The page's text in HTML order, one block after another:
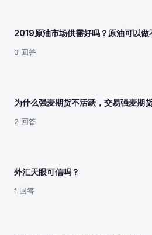
2019原油市场供需好吗？原油可以做
3 回答
为什么强麦期货不活跃，交易强麦期
2 回答
外汇天眼可信吗？
1 回答